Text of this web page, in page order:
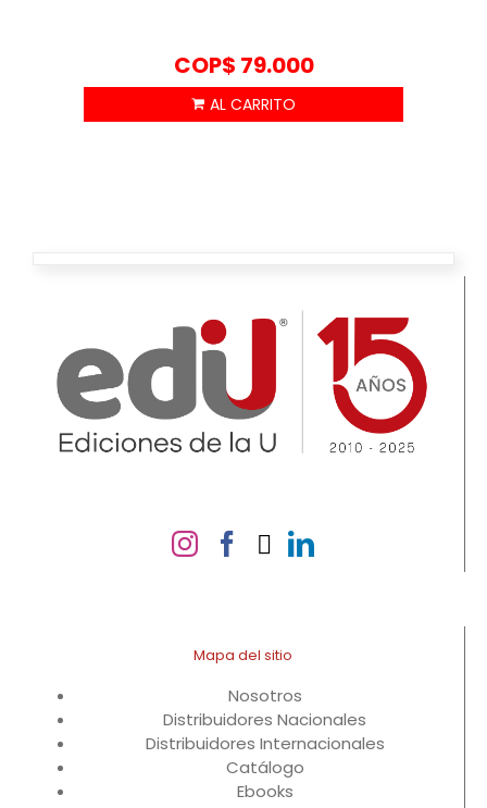
COP$ 79.000
Mapa del sitio
Nosotros
Distribuidores Nacionales
Distribuidores Internacionales
Catálogo
Ebooks